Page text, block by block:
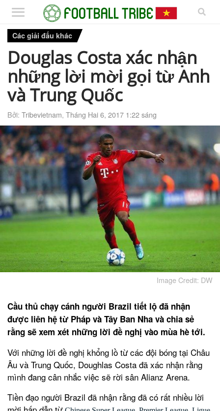
Các giải đấu khác
Douglas Costa xác nhận
những lời mời gọi từ Anh
và Trung Quốc
Bởi: Tribevietnam, Tháng Hai 6, 2017 1:22 sáng
Image Credit: DW
Cầu thủ chạy cánh người Brazil tiết lộ đã nhận
được liên hệ từ Pháp và Tây Ban Nha và chia sẻ
rằng sẽ xem xét những lời đề nghị vào mùa hè tới.
Với những lời đề nghị khổng lồ từ các đội bóng tại Châu
Âu và Trung Quốc, Doughlas Costa đã xác nhận rằng
mình đang cân nhắc việc sẽ rời sân Alianz Arena.
Tiền đạo người Brazil đã nhận rằng đã có rất nhiều lời